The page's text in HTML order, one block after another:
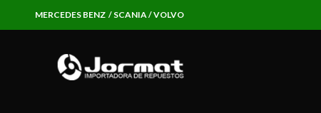
MERCEDES BENZ / SCANIA / VOLVO